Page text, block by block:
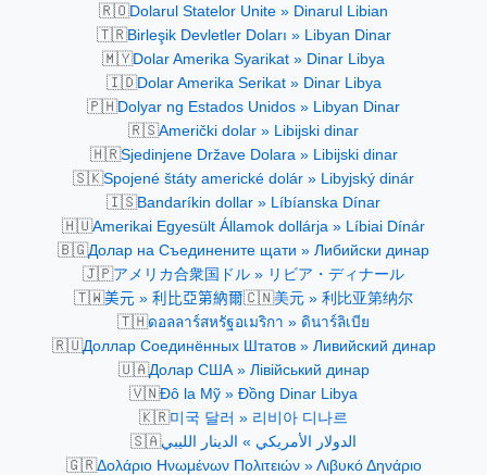
🇷🇴Dolarul Statelor Unite » Dinarul Libian
🇹🇷Birleşik Devletler Doları » Libyan Dinar
🇲🇾Dolar Amerika Syarikat » Dinar Libya
🇮🇩Dolar Amerika Serikat » Dinar Libya
🇵🇭Dolyar ng Estados Unidos » Libyan Dinar
🇷🇸Američki dolar » Libijski dinar
🇭🇷Sjedinjene Države Dolara » Libijski dinar
🇸🇰Spojené štáty americké dolár » Libyjský dinár
🇮🇸Bandaríkin dollar » Líbíanska Dínar
🇭🇺Amerikai Egyesült Államok dollárja » Líbiai Dínár
🇧🇬Долар на Съединените щати » Либийски динар
🇯🇵アメリカ合衆国ドル » リビア・ディナール
🇹🇼美元 » 利比亞第納爾🇨🇳美元 » 利比亚第纳尔
🇹🇭ดอลลาร์สหรัฐอเมริกา » ดินาร์ลิเบีย
🇷🇺Доллар Соединённых Штатов » Ливийский динар
🇺🇦Долар США » Лівійський динар
🇻🇳Đô la Mỹ » Đồng Dinar Libya
🇰🇷미국 달러 » 리비아 디나르
🇸🇦الدولار الأمريكي » الدينار الليبي
🇬🇷Δολάριο Ηνωμένων Πολιτειών » Λιβυκό Δηνάριο